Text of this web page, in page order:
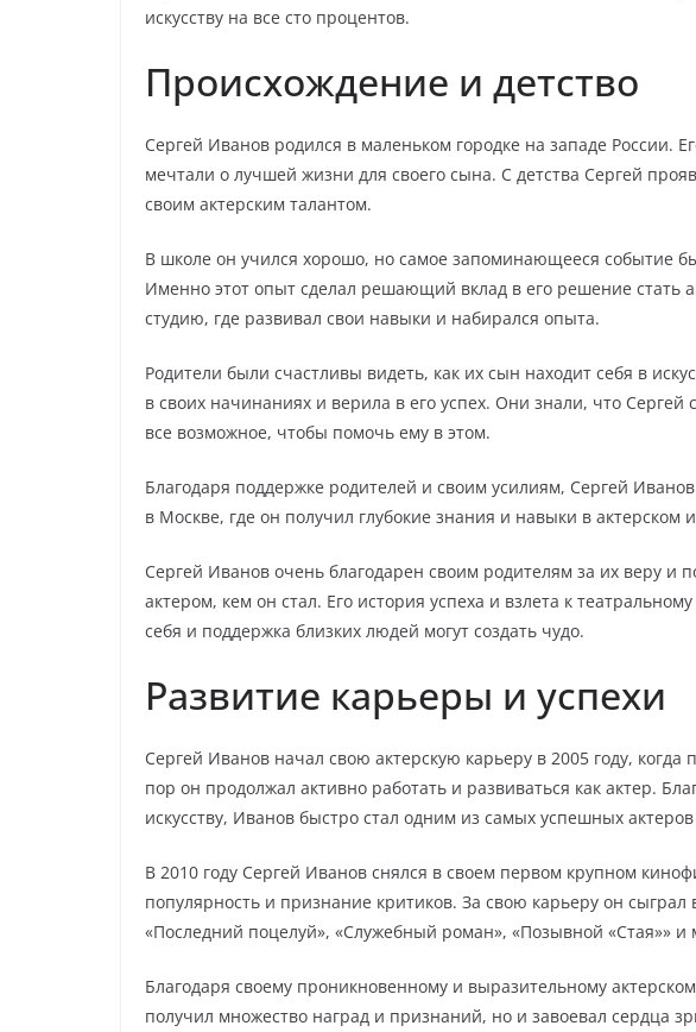
искусству на все сто процентов.
Происхождение и детство
Сергей Иванов родился в маленьком городке на западе России.
мечтали о лучшей жизни для своего сына. С детства Сергей
своим актерским талантом.
В школе он учился хорошо, но самое запоминающееся событие
Именно этот опыт сделал решающий вклад в его решение стать
студию, где развивал свои навыки и набирался опыта.
Родители были счастливы видеть, как их сын находит себя в
в своих начинаниях и верила в его успех. Они знали, что Сергей
все возможное, чтобы помочь ему в этом.
Благодаря поддержке родителей и своим усилиям, Сергей
в Москве, где он получил глубокие знания и навыки в актерском
Сергей Иванов очень благодарен своим родителям за их веру и
актером, кем он стал. Его история успеха и взлета к
себя и поддержка близких людей могут создать чудо.
Развитие карьеры и успехи
Сергей Иванов начал свою актерскую карьеру в 2005 году,
пор он продолжал активно работать и развиваться как актер.
искусству, Иванов быстро стал одним из самых успешных
В 2010 году Сергей Иванов снялся в своем первом крупном
популярность и признание критиков. За свою карьеру он сыграл
«Последний поцелуй», «Служебный роман», «Позывной «Стая»» и
Благодаря своему проникновенному и выразительному
получил множество наград и признаний, но и завоевал сердца